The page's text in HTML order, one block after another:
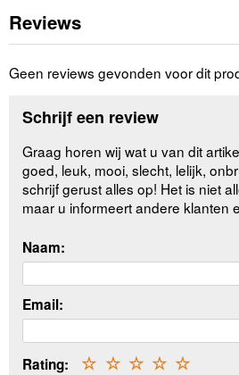
Reviews
Geen reviews gevonden voor dit
Schrijf een review
Graag horen wij wat u van dit
goed, leuk, mooi, slecht, lelijk,
schrijf gerust alles op! Het is niet
maar u informeert andere klanten
Naam:
Email:
Rating: ☆
☆
☆
☆
☆